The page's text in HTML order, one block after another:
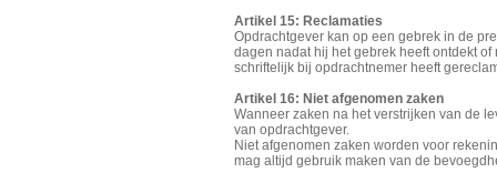
Artikel 15: Reclamaties
Opdrachtgever kan op een gebrek in de
dagen nadat hij het gebrek heeft ontdekt
schriftelijk bij opdrachtnemer heeft
Artikel 16: Niet afgenomen zaken
Wanneer zaken na het verstrijken van de
van opdrachtgever.
Niet afgenomen zaken worden voor
mag altijd gebruik maken van de